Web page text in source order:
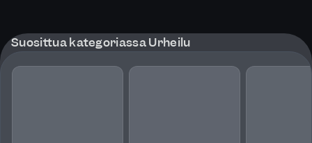
Suosittua kategoriassa Urheilu